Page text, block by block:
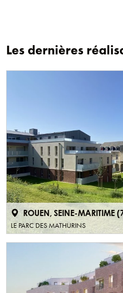
Les dernières
ROUEN, SEINE-MARITIME
LE PARC DES MATHURINS